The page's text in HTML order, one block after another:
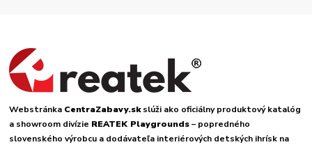
Webstránka CentraZabavy.skslúži ako oficiálny produktový katalóg
a showroom divízie REATEK Playgrounds– popredného
slovenského výrobcu a dodávateľa interiérových detských ihrísk na